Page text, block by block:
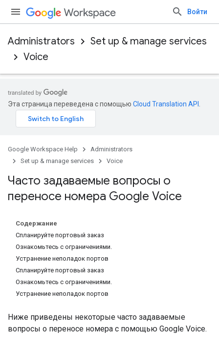
Войти
Administrators
Set up & manage services
Voice
Эта страница переведена с помощью Cloud Translation API
Google Workspace Help
Administrators
Set up & manage services
Voice
Часто задаваемые вопросы о
переносе номера Google Voice
Содержание
Спланируйте портовый заказ
Ознакомьтесь с ограничениями.
Устранение неполадок портов
Спланируйте портовый заказ
Ознакомьтесь с ограничениями.
Устранение неполадок портов
Ниже приведены некоторые часто задаваемые
вопросы о переносе номера с помощью Google Voice.